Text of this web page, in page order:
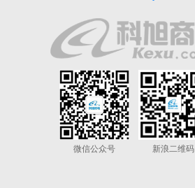
微信公众号 新浪二维码